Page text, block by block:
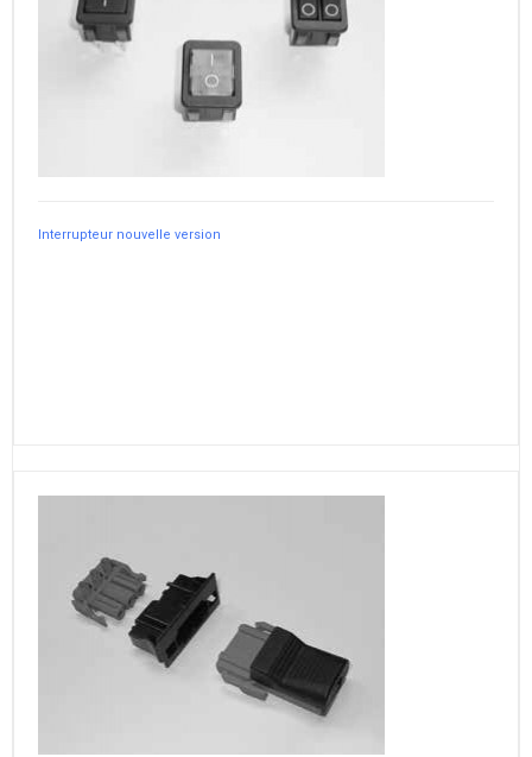
Interrupteur nouvelle version